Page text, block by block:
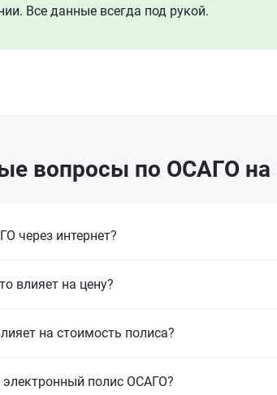
Все данные всегда под рукой.
вопросы по ОСАГО
через интернет?
влияет на цену?
на стоимость полиса?
полис ОСАГО?